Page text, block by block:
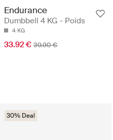
Endurance
Dumbbell 4 KG - Poids
4 KG
33.92 € 39.90 €
30% Deal